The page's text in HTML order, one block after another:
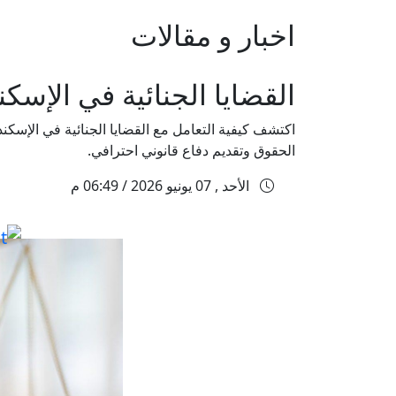
اخبار و مقالات
القضايا الجنائية في
اكتشف كيفية التعامل مع القضايا الجنائية في
الحقوق وتقديم دفاع قانوني احترافي.
الأحد , 07 يونيو 2026 / 06:49 م